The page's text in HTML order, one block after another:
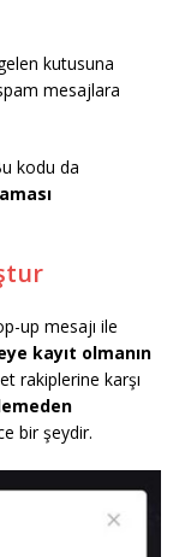
kutusuna
mesajlara
kodu da
up mesajı ile
kayıt olmanın
rakiplerine karşı
bir şeydir.